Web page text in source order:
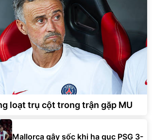
loạt trụ cột trong trận gặp MU
Mallorca gây sốc khi hạ gục PSG 3-